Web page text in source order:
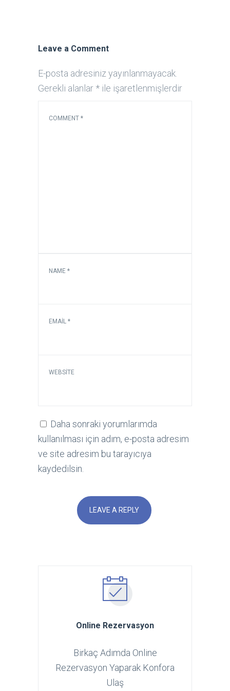
Leave a Comment
E-posta adresiniz yayınlanmayacak.
Gerekli alanlar * ile işaretlenmişlerdir
COMMENT *
NAME *
EMAIL *
WEBSITE
Daha sonraki yorumlarımda
kullanılması için adım, e-posta adresim
ve site adresim bu tarayıcıya
kaydedilsin.
Online Rezervasyon
Birkaç Adımda Online
Rezervasyon Yaparak Konfora
Ulaş